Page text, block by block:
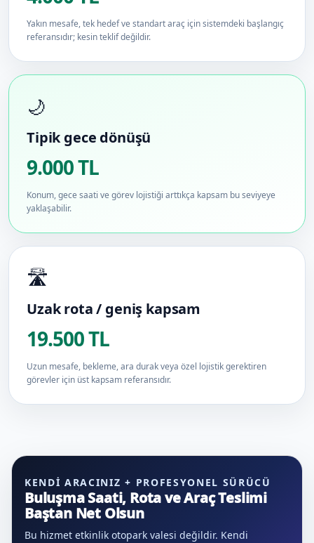
Yakın mesafe, tek hedef ve standart araç için sistemdeki başlangıç
referansıdır; kesin teklif değildir.
🌙
Tipik gece dönüşü
9.000 TL
Konum, gece saati ve görev lojistiği arttıkça kapsam bu seviyeye
yaklaşabilir.
🛣️
Uzak rota / geniş kapsam
19.500 TL
Uzun mesafe, bekleme, ara durak veya özel lojistik gerektiren
görevler için üst kapsam referansıdır.
KENDI ARACINIZ + PROFESYONEL SÜRÜCÜ
Buluşma Saati, Rota ve Araç Teslimi
Baştan Net Olsun
Bu hizmet etkinlik otopark valesi değildir. Kendi